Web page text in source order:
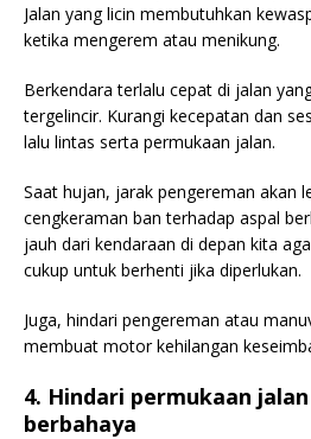
Jalan yang licin membutuhkan
ketika mengerem atau menikung.
Berkendara terlalu cepat di jalan
tergelincir. Kurangi kecepatan dan
lalu lintas serta permukaan jalan.
Saat hujan, jarak pengereman akan
cengkeraman ban terhadap aspal
jauh dari kendaraan di depan kita
cukup untuk berhenti jika diperlukan.
Juga, hindari pengereman atau
membuat motor kehilangan
4. Hindari permukaan
berbahaya